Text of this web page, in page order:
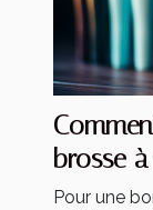
brosse
Pour une